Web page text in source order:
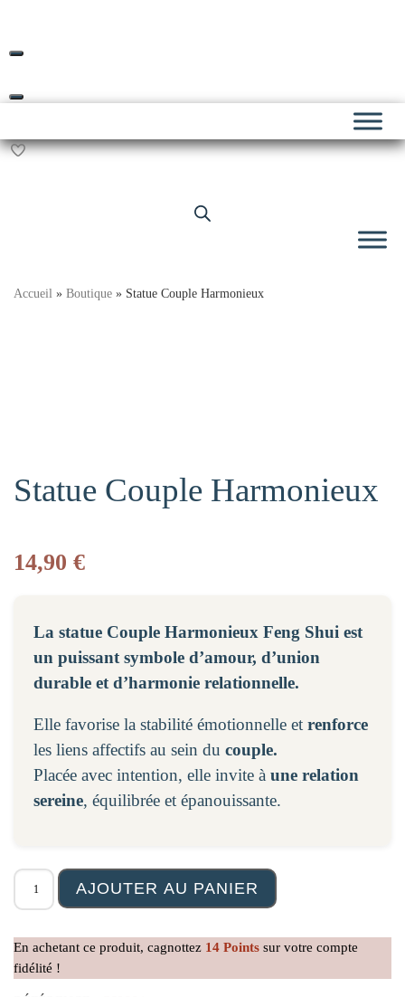
content
Accueil » Boutique » Statue Couple Harmonieux
Statue Couple Harmonieux
14,90 €
La statue Couple Harmonieux Feng Shui est
un puissant symbole d’amour, d’union
durable et d’harmonie relationnelle.
Elle favorise la stabilité émotionnelle etrenforce
les liens affectifs au sein ducouple.
Placée avec intention, elle invite àune relation
sereine, équilibrée et épanouissante.
quantité de Statue Couple Harmonieux
AJOUTER AU PANIER
En achetant ce produit, cagnottez 14 Points sur votre compte
fidélité !